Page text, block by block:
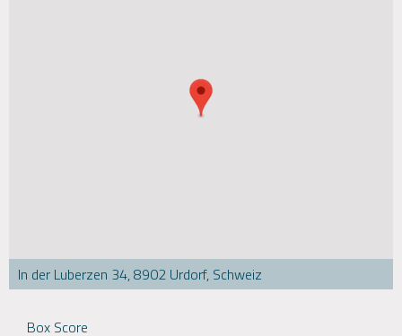
In der Luberzen 34, 8902 Urdorf, Schweiz
Box Score